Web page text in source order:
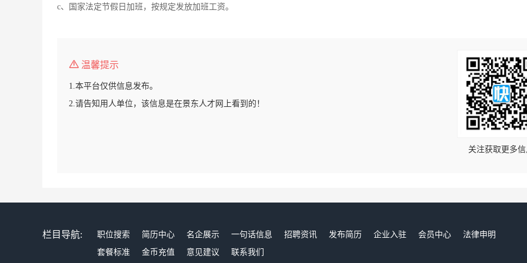
c、国家法定节假日加班，按规定发放加班工资。
温馨提示
1.本平台仅供信息发布。
2.请告知用人单位，该信息是在景东人才网上看到的！
关注获取更多
栏目导航: 职位搜索 简历中心 名企展示 一句话信息 招聘资讯 发布简历 企业入驻 会员中心
法律申明
套餐标准
金币充值 意见建议 联系我们